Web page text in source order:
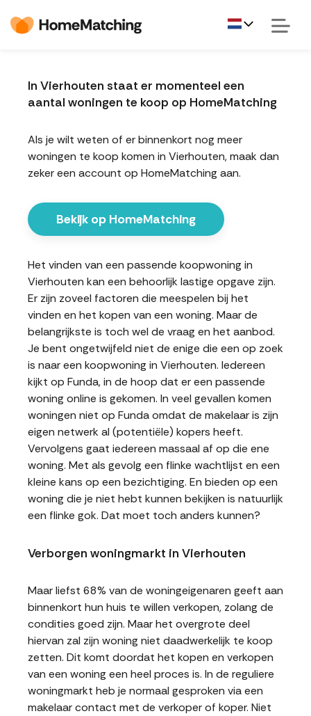
In Vierhouten staat er momenteel een
aantal woningen te koop op HomeMatching
Als je wilt weten of er binnenkort nog meer
woningen te koop komen in Vierhouten, maak dan
zeker een account op HomeMatching aan.
Bekijk op HomeMatching
Het vinden van een passende koopwoning in
Vierhouten kan een behoorlijk lastige opgave zijn.
Er zijn zoveel factoren die meespelen bij het
vinden en het kopen van een woning. Maar de
belangrijkste is toch wel de vraag en het aanbod.
Je bent ongetwijfeld niet de enige die een op zoek
is naar een koopwoning in Vierhouten. Iedereen
kijkt op Funda, in de hoop dat er een passende
woning online is gekomen. In veel gevallen komen
woningen niet op Funda omdat de makelaar is zijn
eigen netwerk al (potentiële) kopers heeft.
Vervolgens gaat iedereen massaal af op die ene
woning. Met als gevolg een flinke wachtlijst en een
kleine kans op een bezichtiging. En bieden op een
woning die je niet hebt kunnen bekijken is natuurlijk
een flinke gok. Dat moet toch anders kunnen?
Verborgen woningmarkt in Vierhouten
Maar liefst 68% van de woningeigenaren geeft aan
binnenkort hun huis te willen verkopen, zolang de
condities goed zijn. Maar het overgrote deel
hiervan zal zijn woning niet daadwerkelijk te koop
zetten. Dit komt doordat het kopen en verkopen
van een woning een heel proces is. In de reguliere
woningmarkt heb je normaal gesproken via een
makelaar contact met de verkoper of koper. Niet